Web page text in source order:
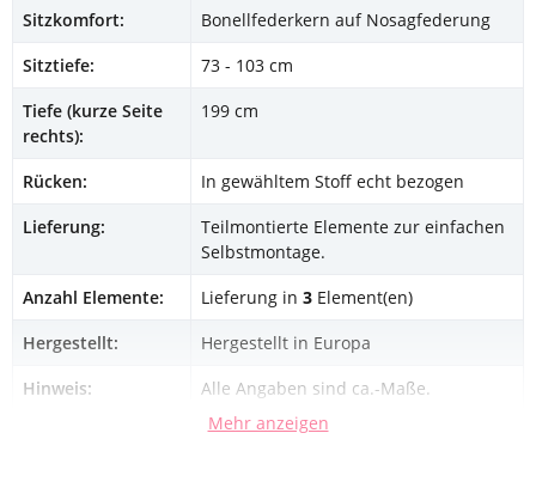
Sitzkomfort:
Bonellfederkern auf Nosagfederung
Sitztiefe:
73 - 103 cm
Tiefe (kurze Seite
rechts):
199 cm
Rücken:
In gewähltem Stoff echt bezogen
Lieferung:
Teilmontierte Elemente zur einfachen
Selbstmontage.
Anzahl Elemente:
Lieferung in 3 Element(en)
Hergestellt:
Hergestellt in Europa
Hinweis:
Alle Angaben sind ca.-Maße.
Mehr anzeigen